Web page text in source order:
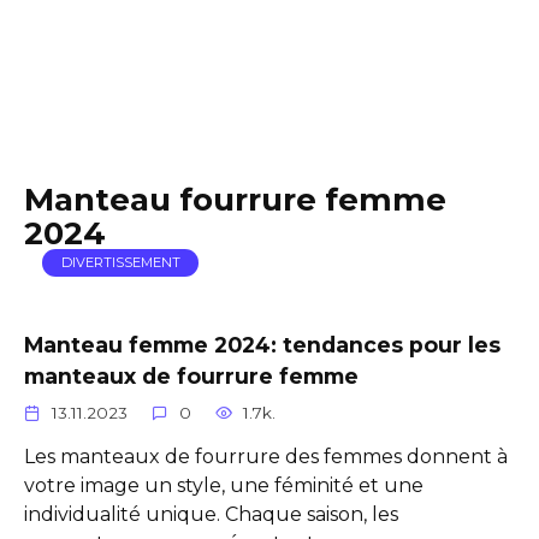
Manteau fourrure femme
2024
DIVERTISSEMENT
Manteau femme 2024: tendances pour les
manteaux de fourrure femme
13.11.2023 0 1.7k.
Les manteaux de fourrure des femmes donnent à
votre image un style, une féminité et une
individualité unique. Chaque saison, les